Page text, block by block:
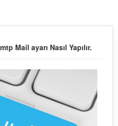
Mail ayarı Nasıl Yapılır.